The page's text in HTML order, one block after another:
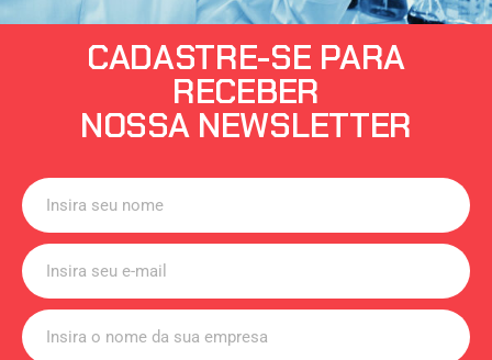
CADASTRE-SE PARA
RECEBER
NOSSA NEWSLETTER